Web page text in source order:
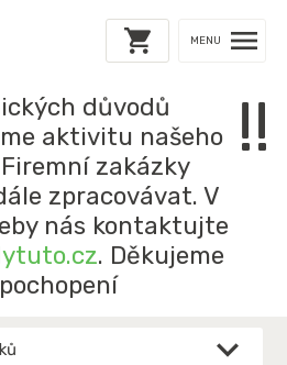
MENU
!!
důvodů
aktivitu našeho
zakázky
zpracovávat. V
nás kontaktujte
. Děkujeme